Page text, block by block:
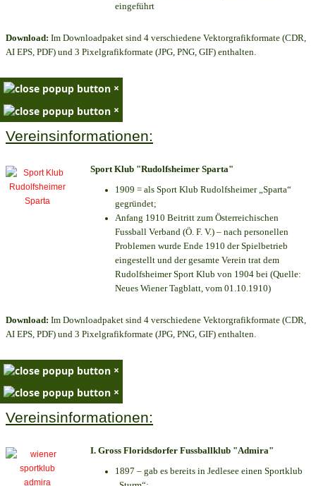
eingeführt
Download: Im Downloadpaket sind 4 verschiedene Vektorgrafikformate (CDR,
AI EPS, PDF) und 3 Pixelgrafikformate (JPG, PNG, GIF) enthalten.
×
×
Vereinsinformationen:
Sport Klub "Rudolfsheimer Sparta"
1909 = als Sport Klub Rudolfsheimer „Sparta“
gegründet;
Anfang 1910 Beitritt zum Österreichischen
Fussball Verband (Ö. F. V.) – nach personellen
Problemen wurde Ende 1910 der Spielbetrieb
eingestellt und der gesamte Verein trat dem
Rudolfsheimer Sport Klub von 1904 bei (Quelle:
Neues Wiener Tagblatt, vom 01.10.1910)
Download: Im Downloadpaket sind 4 verschiedene Vektorgrafikformate (CDR,
AI EPS, PDF) und 3 Pixelgrafikformate (JPG, PNG, GIF) enthalten.
×
×
Vereinsinformationen:
I. Gross Floridsdorfer Fussballklub "Admira"
1897 – gab es bereits in Jedlesee einen Sportklub